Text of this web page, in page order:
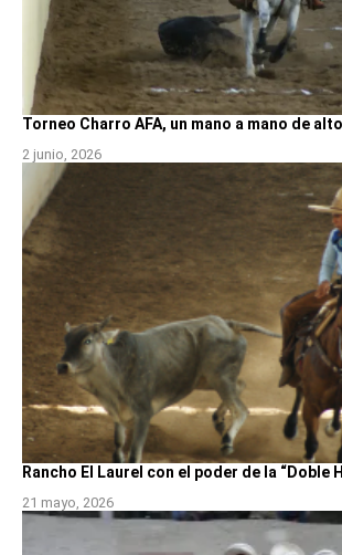
Torneo Charro AFA, un mano a mano de
2 junio, 2026
Rancho El Laurel con el poder de la “Doble
21 mayo, 2026